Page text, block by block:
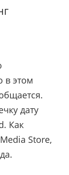
в этом
дату
Как
Store,